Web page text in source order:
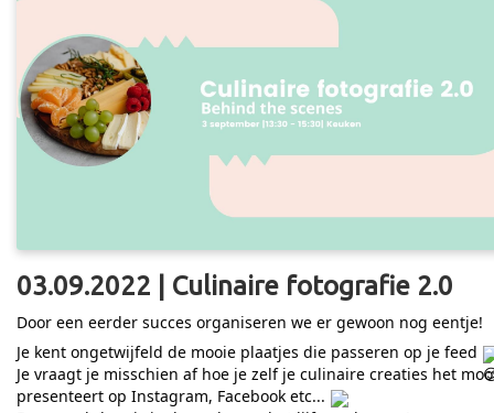
03.09.2022 | Culinaire fotografie 2.0
Door een eerder succes organiseren we er gewoon nog eentje!
Je kent ongetwijfeld de mooie plaatjes die passeren op je feed
Je vraagt je misschien af hoe je zelf je culinaire creaties het
presenteert op Instagram, Facebook etc...